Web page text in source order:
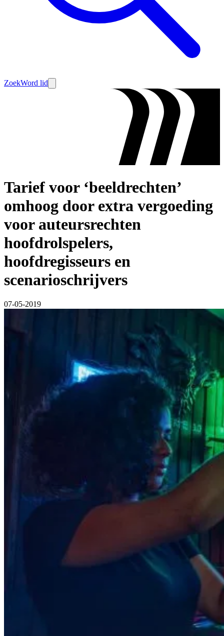
ZoekWord lid
Tarief voor ‘beeldrechten’
omhoog door extra vergoeding
voor auteursrechten
hoofdrolspelers,
hoofdregisseurs en
scenarioschrijvers
07-05-2019